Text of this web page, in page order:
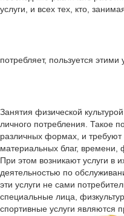
услуги, и всех тех, кто,
потребляет, пользуется этими
Занятия физической
личного потребления. Такое
различных формах, и требуют
материальных благ, времени,
При этом возникают услуги в
деятельностью по
эти услуги не сами
специальные лица,
спортивные услуги являются